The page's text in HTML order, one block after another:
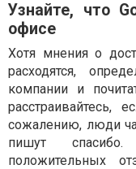
Узнайте, что
офисе
Хотя мнения о
расходятся,
компании и
расстраивайтесь,
сожалению, люди
пишут
положительных